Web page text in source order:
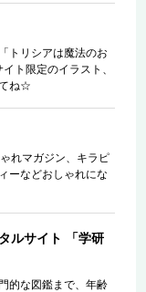
トリシアは魔法のお
ト限定のイラスト、
ね☆
れマガジン、キラピ
ーなどおしゃれにな
ルサイト 「学研
的な図鑑まで、年齢